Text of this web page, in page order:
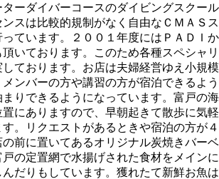
ーダイバーコースのダイビングスクール
スは比較的規制がなく自由なＣＭＡＳス
ています。２００１年度にはＰＡＤＩか
いております。このため各種スペシャリ
ております。お店は夫婦経営ゆえ小規模
ンバーの方や講習の方が宿泊できるよう
りできるようになっています。富戸の海
にありますので、早朝起きて散歩に気軽
。リクエストがあるときや宿泊の方が４
の前に置いてあるオリジナル炭焼きバーベ
の定置網で水揚げされた食材をメインに
だりもしています。獲れたて新鮮お魚は